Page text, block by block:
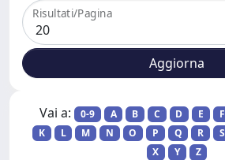
Risultati/Pagina
Vai a: 0-9 A B C D E F
K
L M N O P Q R S
X
Y Z